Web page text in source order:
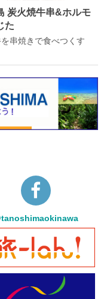
炭火焼牛串&ホルモ
た
串焼きで食べつくす